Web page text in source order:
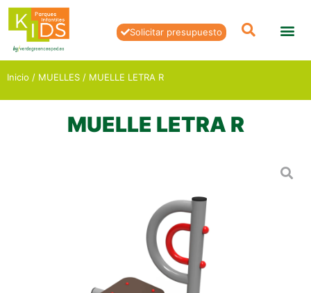
Solicitar presupuesto
Inicio / MUELLES / MUELLE LETRA R
MUELLE LETRA R